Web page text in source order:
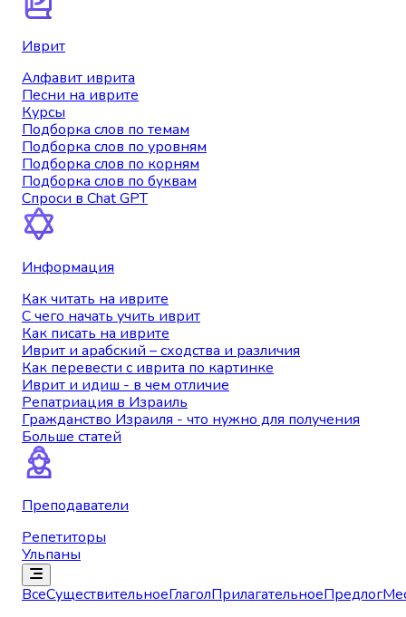
Иврит
Алфавит иврита
Песни на иврите
Курсы
Подборка слов по темам
Подборка слов по уровням
Подборка слов по корням
Подборка слов по буквам
Спроси в Chat GPT
Информация
Как читать на иврите
С чего начать учить иврит
Как писать на иврите
Иврит и арабский – сходства и различия
Как перевести с иврита по картинке
Иврит и идиш - в чем отличие
Репатриация в Израиль
Гражданство Израиля - что нужно для получения
Больше статей
Преподаватели
Репетиторы
Ульпаны
ВсеСуществительноеГлаголПрилагательноеПредлог